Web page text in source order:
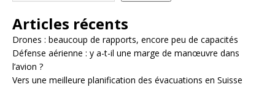
Articles récents
Drones : beaucoup de rapports, encore peu de capacités
Défense aérienne : y a-t-il une marge de manœuvre dans
l’avion ?
Vers une meilleure planification des évacuations en Suisse